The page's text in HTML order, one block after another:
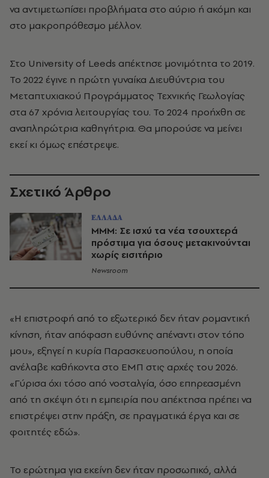
να αντιμετωπίσει προβλήματα στο αύριο ή ακόμη και
στο μακροπρόθεσμο μέλλον.
Στο University of Leeds απέκτησε μονιμότητα το 2019.
Το 2022 έγινε η πρώτη γυναίκα Διευθύντρια του
Μεταπτυχιακού Προγράμματος Τεχνικής Γεωλογίας
στα 67 χρόνια λειτουργίας του. Το 2024 προήχθη σε
αναπληρώτρια καθηγήτρια. Θα μπορούσε να μείνει
εκεί κι όμως επέστρεψε.
Σχετικό Άρθρο
ΕΛΛΑΔΑ
ΜΜΜ: Σε ισχύ τα νέα τσουχτερά
πρόστιμα για όσους μετακινούνται
χωρίς εισιτήριο
Newsroom
«Η επιστροφή από το εξωτερικό δεν ήταν ρομαντική
κίνηση, ήταν απόφαση ευθύνης απέναντι στον τόπο
μου», εξηγεί η κυρία Παρασκευοπούλου, η οποία
ανέλαβε καθήκοντα στο ΕΜΠ στις αρχές του 2026.
«Γύρισα όχι τόσο από νοσταλγία, όσο επηρεασμένη
από τη σκέψη ότι η εμπειρία που απέκτησα πρέπει να
επιστρέψει στην πράξη, σε πραγματικά έργα και σε
φοιτητές εδώ».
Το ερώτημα για εκείνη δεν ήταν προσωπικό, αλλά